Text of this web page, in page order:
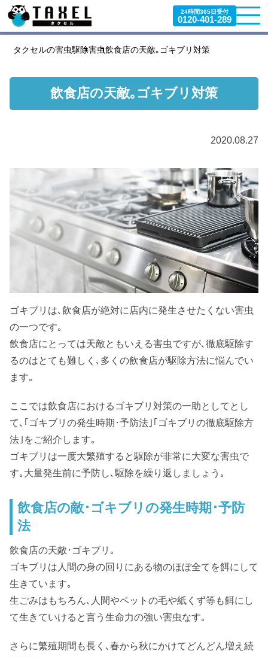
24時間365日受付
0120-401-289
タクセルの害虫駆除害虫飲食店の天敵｡ゴキブリ対策
飲食店の天敵｡ゴキブリ対策
2020.08.27
ゴキブリは､飲食店が絶対に店内に発生させたくない害虫
の一つです｡
飲食店にとっては天敵ともいえる害虫ですが､徹底駆除す
るのはとても難しく､多くの飲食店が駆除方法に悩んでい
ます｡
ここでは飲食店におけるゴキブリ対策の一助としてとし
て､｢ゴキブリの発生時期･予防法｣｢ゴキブリの徹底駆除方
法｣をご紹介します｡
ゴキブリは一度大繁殖すると駆除が非常に大変な害虫で
す｡大量発生前に予防し､駆除を繰り返しましょう｡
飲食店の敵･ゴキブリの発生時期･予防
法
飲食店の天敵･ゴキブリ｡
ゴキブリは人間の身の回りにある物のほぼ全てを餌にして
生きています｡
生ごみはもちろん､人間やペットの毛や紙くず等も餌にし
て生きていけると言う生命力の強い害虫なす｡
さらに繁殖期間も長く､春から秋にかけてどんどん増え続